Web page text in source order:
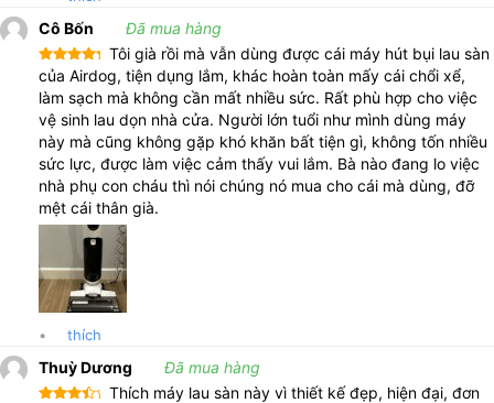
Cô Bốn Đã mua hàng
Được xếp
hạng5 5
sao
Tôi già rồi mà vẫn dùng được cái máy hút bụi lau sàn
của Airdog, tiện dụng lắm, khác hoàn toàn mấy cái chổi xể,
làm sạch mà không cần mất nhiều sức. Rất phù hợp cho việc
vệ sinh lau dọn nhà cửa. Người lớn tuổi như mình dùng máy
này mà cũng không gặp khó khăn bất tiện gì, không tốn nhiều
sức lực, được làm việc cảm thấy vui lắm. Bà nào đang lo việc
nhà phụ con cháu thì nói chúng nó mua cho cái mà dùng, đỡ
mệt cái thân già.
• thích
Thuỳ Dương Đã mua hàng
Thích máy lau sàn này vì thiết kế đẹp, hiện đại, đơn